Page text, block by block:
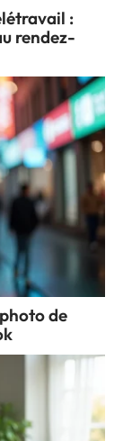
:
rendez-
de